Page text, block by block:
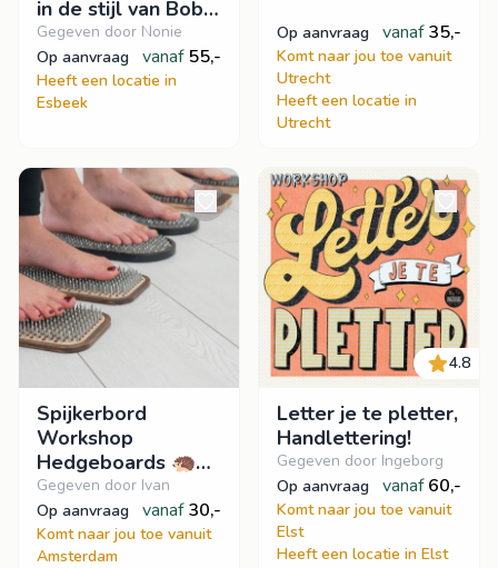
in de stijl van Bob
Ross
Gegeven door Nonie
op aanvraag
vanaf 55,-
Heeft een locatie in
Esbeek
op aanvraag vanaf 35,-
Komt naar jou toe vanuit
Utrecht
Heeft een locatie in
Utrecht
Spijkerbord
Workshop
Hedgeboards 🦔
Veerkracht en
ademhaling
Gegeven door Ivan
op aanvraag
vanaf 30,-
Komt naar jou toe vanuit
Amsterdam
4.8
Letter je te pletter,
Handlettering!
Gegeven door Ingeborg
op aanvraag
vanaf 60,-
Komt naar jou toe vanuit
Elst
Heeft een locatie in Elst